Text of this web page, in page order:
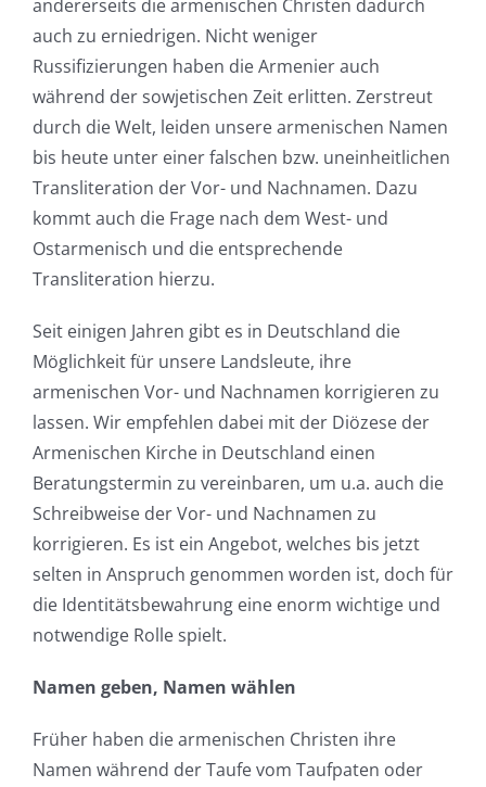
andererseits die armenischen Christen dadurch
auch zu erniedrigen. Nicht weniger
Russifizierungen haben die Armenier auch
während der sowjetischen Zeit erlitten. Zerstreut
durch die Welt, leiden unsere armenischen Namen
bis heute unter einer falschen bzw. uneinheitlichen
Transliteration der Vor- und Nachnamen. Dazu
kommt auch die Frage nach dem West- und
Ostarmenisch und die entsprechende
Transliteration hierzu.
Seit einigen Jahren gibt es in Deutschland die
Möglichkeit für unsere Landsleute, ihre
armenischen Vor- und Nachnamen korrigieren zu
lassen. Wir empfehlen dabei mit der Diözese der
Armenischen Kirche in Deutschland einen
Beratungstermin zu vereinbaren, um u.a. auch die
Schreibweise der Vor- und Nachnamen zu
korrigieren. Es ist ein Angebot, welches bis jetzt
selten in Anspruch genommen worden ist, doch für
die Identitätsbewahrung eine enorm wichtige und
notwendige Rolle spielt.
Namen geben, Namen wählen
Früher haben die armenischen Christen ihre
Namen während der Taufe vom Taufpaten oder